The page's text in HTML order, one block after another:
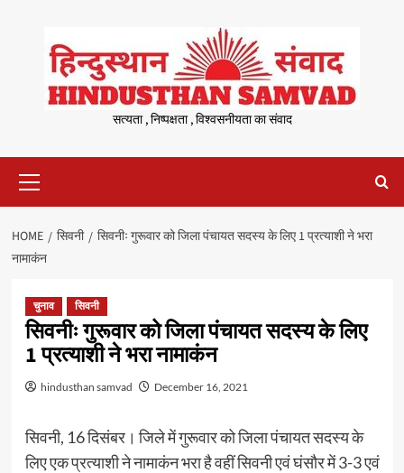
content
सत्यता , निष्पक्षता , विश्वसनीयता का संवाद
Menu
HOME सिवनी
सिवनीः गुरूवार को जिला पंचायत सदस्य के लिए 1 प्रत्याशी ने भरा
नामाकंन
चुनाव सिवनी
सिवनीः गुरूवार को जिला पंचायत सदस्य के लिए
1 प्रत्याशी ने भरा नामाकंन
hindusthan samvad December 16, 2021
सिवनी, 16 दिसंबर। जिले में गुरूवार को जिला पंचायत सदस्य के
लिए एक प्रत्याशी ने नामाकंन भरा है वहीं सिवनी एवं घंसौर में 3-3 एवं